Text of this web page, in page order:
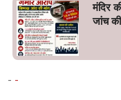
मंदिर
जांच
- -